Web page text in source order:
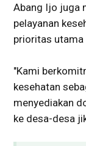
Abang Ijo juga
pelayanan
prioritas utama
"Kami
kesehatan
menyediakan
ke desa-desa